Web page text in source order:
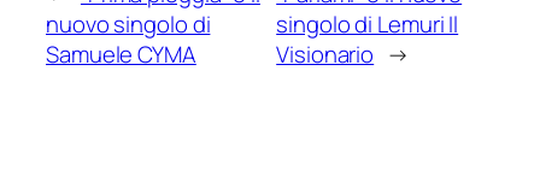
nuovo singolo di
Samuele CYMA
singolo di Lemuri Il
Visionario →